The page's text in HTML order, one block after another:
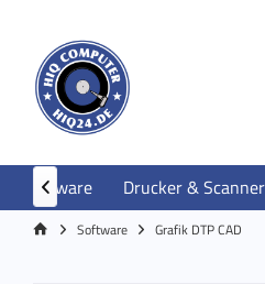
Hardware Drucker & Scanner

Software Grafik DTP CAD